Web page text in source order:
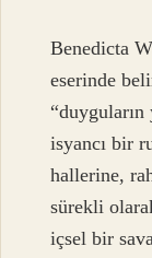
Benedicta
eserinde
isyancı bir
hallerine,
sürekli
içsel bir